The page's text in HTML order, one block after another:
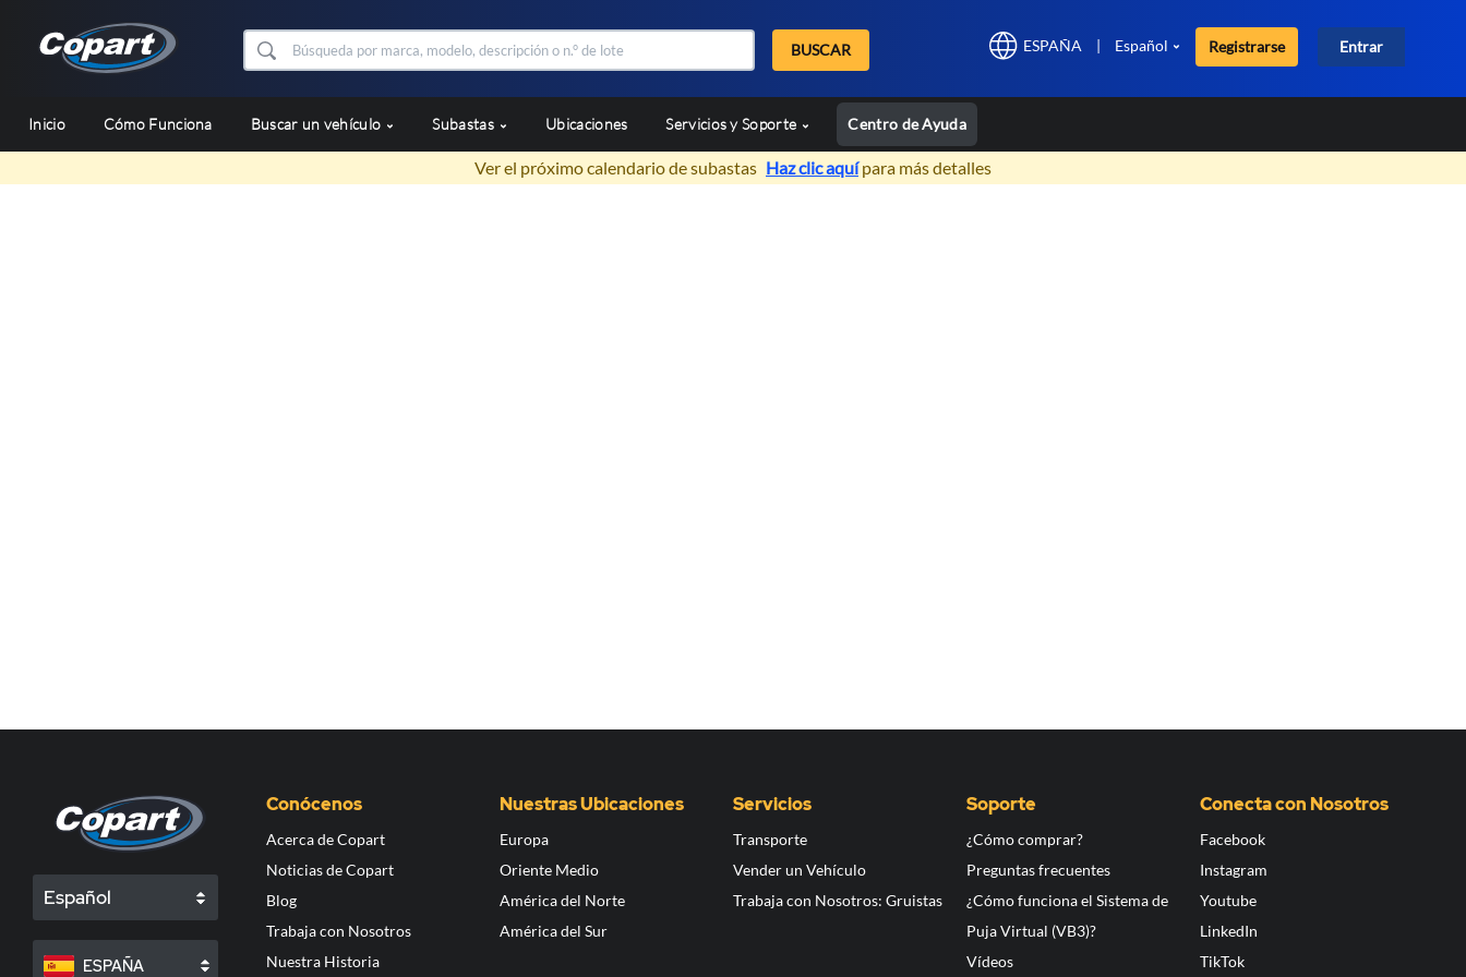
BUSCAR ESPAÑA | Español Registrarse Entrar
Inicio Cómo Funciona Buscar un vehículo Subastas Ubicaciones Servicios y Soporte Centro de Ayuda
Ver el próximo calendario de subastas Haz clic aquípara más detalles
Español
ESPAÑA
Conócenos
Acerca de Copart
Noticias de Copart
Blog
Trabaja con Nosotros
Nuestra Historia
Nuestras Ubicaciones
Europa
Oriente Medio
América del Norte
América del Sur
Servicios
Transporte
Vender un Vehículo
Trabaja con Nosotros: Gruistas
Soporte
¿Cómo comprar?
Preguntas frecuentes
¿Cómo funciona el Sistema de
Puja Virtual (VB3)?
Vídeos
Conecta con Nosotros
Facebook
Instagram
Youtube
LinkedIn
TikTok